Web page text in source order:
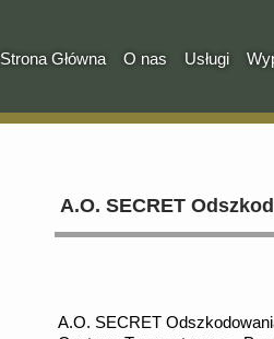
A.O. SECRET
Strona Główna O nas Usługi
A.O. SECRET